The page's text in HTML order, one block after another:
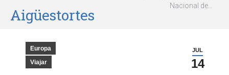
Aigüestortes
Nacional de…
JUL
14
Europa
Viajar